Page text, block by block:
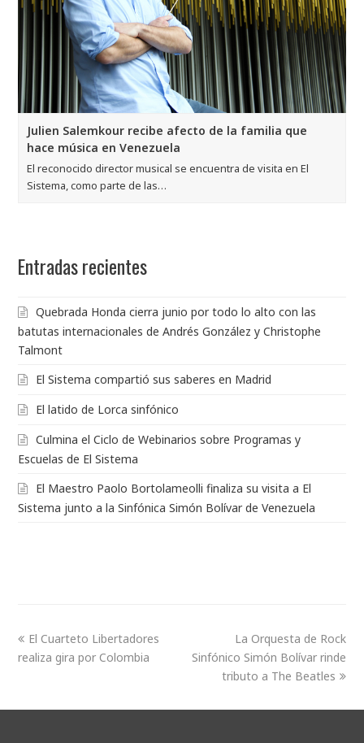
Julien Salemkour recibe afecto de la familia que
hace música en Venezuela
El reconocido director musical se encuentra de visita en El
Sistema, como parte de las…
Entradas recientes
Quebrada Honda cierra junio por todo lo alto con las
batutas internacionales de Andrés González y Christophe
Talmont
El Sistema compartió sus saberes en Madrid
El latido de Lorca sinfónico
Culmina el Ciclo de Webinarios sobre Programas y
Escuelas de El Sistema
El Maestro Paolo Bortolameolli finaliza su visita a El
Sistema junto a la Sinfónica Simón Bolívar de Venezuela
El Cuarteto Libertadores
realiza gira por Colombia
La Orquesta de Rock
Sinfónico Simón Bolívar rinde
tributo a The Beatles